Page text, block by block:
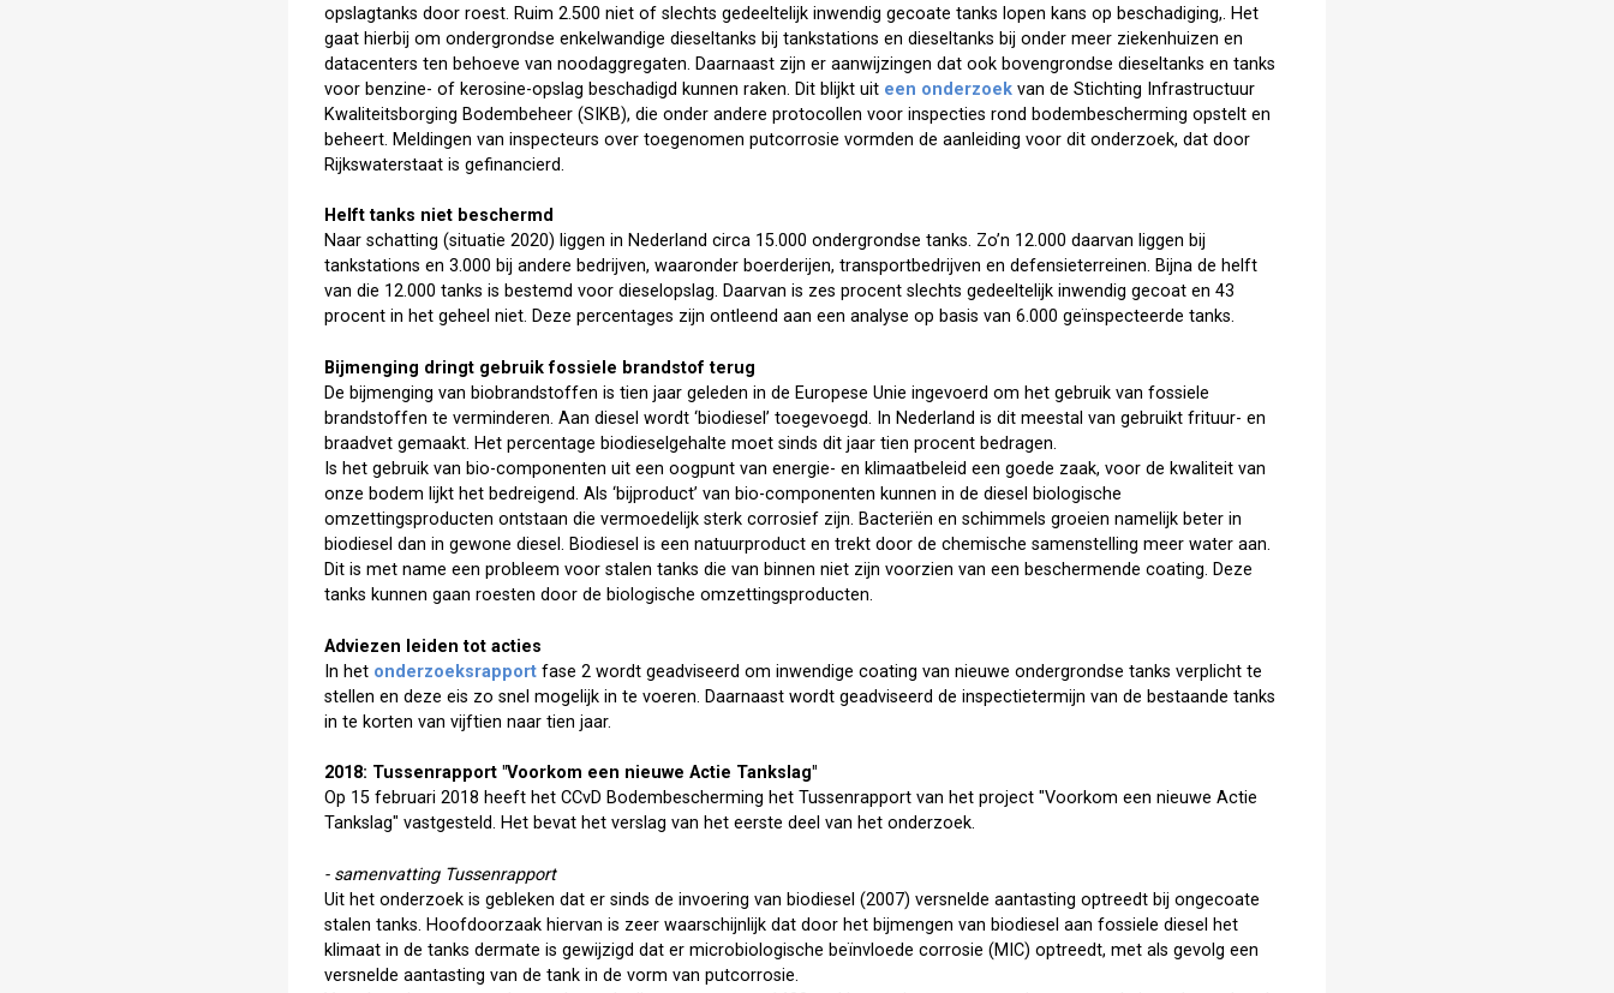
opslagtanks door roest. Ruim 2.500 niet of slechts gedeeltelijk inwendig gecoate tanks lopen kans op beschadiging,. Het
gaat hierbij om ondergrondse enkelwandige dieseltanks bij tankstations en dieseltanks bij onder meer ziekenhuizen en
datacenters ten behoeve van noodaggregaten. Daarnaast zijn er aanwijzingen dat ook bovengrondse dieseltanks en tanks
voor benzine- of kerosine-opslag beschadigd kunnen raken. Dit blijkt uit een onderzoek van de Stichting Infrastructuur
Kwaliteitsborging Bodembeheer (SIKB), die onder andere protocollen voor inspecties rond bodembescherming opstelt en
beheert. Meldingen van inspecteurs over toegenomen putcorrosie vormden de aanleiding voor dit onderzoek, dat door
Rijkswaterstaat is gefinancierd.
Helft tanks niet beschermd
Naar schatting (situatie 2020) liggen in Nederland circa 15.000 ondergrondse tanks. Zo’n 12.000 daarvan liggen bij
tankstations en 3.000 bij andere bedrijven, waaronder boerderijen, transportbedrijven en defensieterreinen. Bijna de helft
van die 12.000 tanks is bestemd voor dieselopslag. Daarvan is zes procent slechts gedeeltelijk inwendig gecoat en 43
procent in het geheel niet. Deze percentages zijn ontleend aan een analyse op basis van 6.000 geïnspecteerde tanks.
Bijmenging dringt gebruik fossiele brandstof terug
De bijmenging van biobrandstoffen is tien jaar geleden in de Europese Unie ingevoerd om het gebruik van fossiele
brandstoffen te verminderen. Aan diesel wordt ‘biodiesel’ toegevoegd. In Nederland is dit meestal van gebruikt frituur- en
braadvet gemaakt. Het percentage biodieselgehalte moet sinds dit jaar tien procent bedragen.
Is het gebruik van bio-componenten uit een oogpunt van energie- en klimaatbeleid een goede zaak, voor de kwaliteit van
onze bodem lijkt het bedreigend. Als ‘bijproduct’ van bio-componenten kunnen in de diesel biologische
omzettingsproducten ontstaan die vermoedelijk sterk corrosief zijn. Bacteriën en schimmels groeien namelijk beter in
biodiesel dan in gewone diesel. Biodiesel is een natuurproduct en trekt door de chemische samenstelling meer water aan.
Dit is met name een probleem voor stalen tanks die van binnen niet zijn voorzien van een beschermende coating. Deze
tanks kunnen gaan roesten door de biologische omzettingsproducten.
Adviezen leiden tot acties
In het onderzoeksrapport fase 2 wordt geadviseerd om inwendige coating van nieuwe ondergrondse tanks verplicht te
stellen en deze eis zo snel mogelijk in te voeren. Daarnaast wordt geadviseerd de inspectietermijn van de bestaande tanks
in te korten van vijftien naar tien jaar.
2018: Tussenrapport "Voorkom een nieuwe Actie Tankslag"
Op 15 februari 2018 heeft het CCvD Bodembescherming het Tussenrapport van het project "Voorkom een nieuwe Actie
Tankslag" vastgesteld. Het bevat het verslag van het eerste deel van het onderzoek.
- samenvatting Tussenrapport
Uit het onderzoek is gebleken dat er sinds de invoering van biodiesel (2007) versnelde aantasting optreedt bij ongecoate
stalen tanks. Hoofdoorzaak hiervan is zeer waarschijnlijk dat door het bijmengen van biodiesel aan fossiele diesel het
klimaat in de tanks dermate is gewijzigd dat er microbiologische beïnvloede corrosie (MIC) optreedt, met als gevolg een
versnelde aantasting van de tank in de vorm van putcorrosie.